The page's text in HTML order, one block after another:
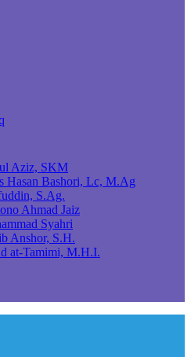
Aziz, SKM
Hasan Bashori, Lc, M.Ag
S.Ag.
Ahmad Jaiz
Syahri
Anshor, S.H.
at-Tamimi, M.H.I.